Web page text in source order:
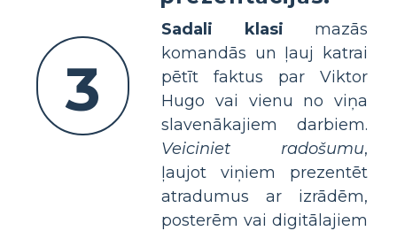
3
Sadali klasi mazās
komandās un ļauj katrai
pētīt faktus par Viktor
Hugo vai vienu no viņa
slavenākajiem darbiem.
Veiciniet radošumu,
ļaujot viņiem prezentēt
atradumus ar izrādēm,
posterēm vai digitālajiem